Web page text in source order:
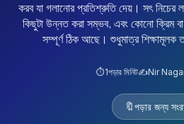
করব যা গলানোর প্রতিশ্রুতি দেয়। সৎ নিচের
কিছুটা উন্নত করা সম্ভব, এবং কোনো ক্রিম বা
সম্পূর্ণ ঠিক আছে। শুধুমাত্র শিক্ষামূলক
⏱️1পড়ার মিনিট✍️Nir
🔖পড়ার জন্য